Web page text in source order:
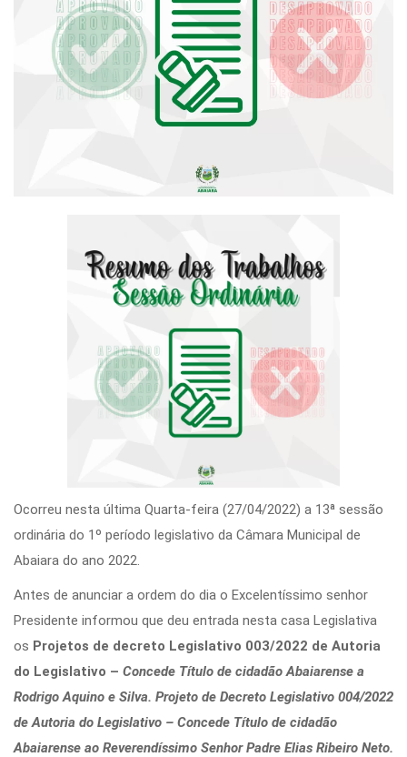
Ocorreu nesta última Quarta-feira (27/04/2022) a 13ª sessão
ordinária do 1º período legislativo da Câmara Municipal de
Abaiara do ano 2022.
Antes de anunciar a ordem do dia o Excelentíssimo senhor
Presidente informou que deu entrada nesta casa Legislativa
os Projetos de decreto Legislativo 003/2022 de Autoria
do Legislativo – Concede Título de cidadão Abaiarense a
Rodrigo Aquino e Silva. Projeto de Decreto Legislativo 004/2022
de Autoria do Legislativo – Concede Título de cidadão
Abaiarense ao Reverendíssimo Senhor Padre Elias Ribeiro Neto.